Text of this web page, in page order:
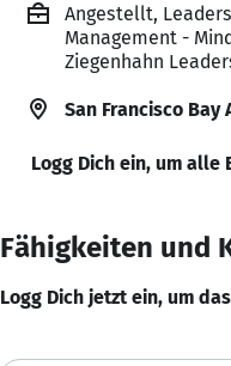
Angestellt,
Management -
Ziegenhahn
San Francisco Bay
Logg Dich ein, um alle
Fähigkeiten und
Logg Dich jetzt ein, um